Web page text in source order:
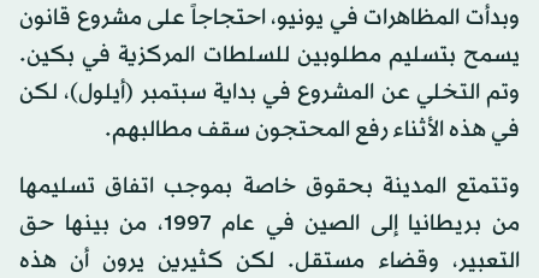
وبدأت المظاهرات في يونيو، احتجاجاً على مشروع قانون
يسمح بتسليم مطلوبين للسلطات المركزية في بكين.
وتم التخلي عن المشروع في بداية سبتمبر (أيلول)، لكن
في هذه الأثناء رفع المحتجون سقف مطالبهم.
وتتمتع المدينة بحقوق خاصة بموجب اتفاق تسليمها
من بريطانيا إلى الصين في عام 1997، من بينها حق
التعبير، وقضاء مستقل. لكن كثيرين يرون أن هذه